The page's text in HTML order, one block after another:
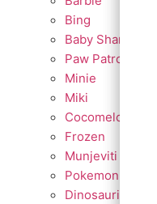
Bing
Baby Shark
Paw Patrol
Minie
Miki
Cocomelon
Frozen
Munjeviti Jurić
Pokemon
Dinosauri